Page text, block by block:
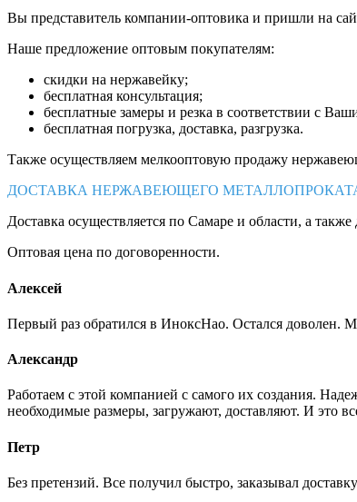
Вы представитель компании-оптовика и пришли на
Наше предложение оптовым покупателям:
скидки на нержавейку;
бесплатная консультация;
бесплатные замеры и резка в соответствии с
бесплатная погрузка, доставка, разгрузка.
Также осуществляем мелкооптовую продажу
ДОСТАВКА НЕРЖАВЕЮЩЕГО
Доставка осуществляется по Самаре и области, а
Оптовая цена по договоренности.
Алексей
Первый раз обратился в ИноксНао. Остался доволен.
Александр
Работаем с этой компанией с самого их создания.
необходимые размеры, загружают, доставляют. И это
Петр
Без претензий. Все получил быстро, заказывал